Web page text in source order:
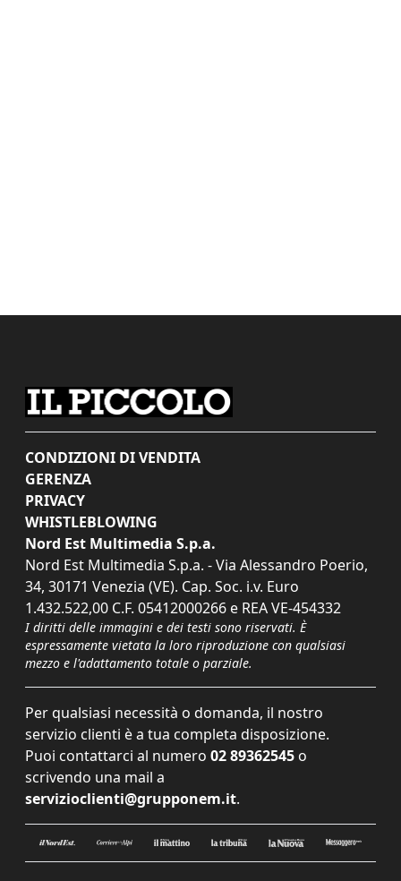
CONDIZIONI DI VENDITA
GERENZA
PRIVACY
WHISTLEBLOWING
Nord Est Multimedia S.p.a.
Nord Est Multimedia S.p.a. - Via Alessandro Poerio,
34, 30171 Venezia (VE). Cap. Soc. i.v. Euro
1.432.522,00 C.F. 05412000266 e REA VE-454332
I diritti delle immagini e dei testi sono riservati. È
espressamente vietata la loro riproduzione con qualsiasi
mezzo e l'adattamento totale o parziale.
Per qualsiasi necessità o domanda, il nostro
servizio clienti è a tua completa disposizione.
Puoi contattarci al numero 02 89362545 o
scrivendo una mail a
servizioclienti@grupponem.it.